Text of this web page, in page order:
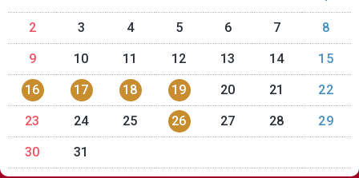
Mail Magazine
メルマガ登録
featured_seasonal_and_gifts delivery_truck_speed
2 3 4 5 6 7 8
9 10 11 12 13 14 15
16 17 18 19 20 21 22
23 24 25 26 27 28 29
30 31